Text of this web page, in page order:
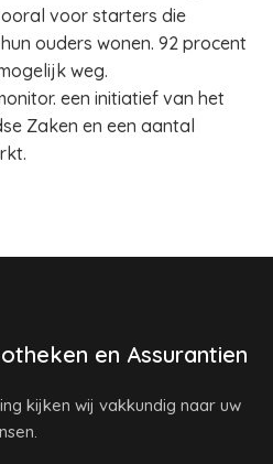
voor starters die
ouders wonen. 92 procent
weg.
een initiatief van het
Zaken en een aantal
en Assurantien
kijken wij vakkundig naar uw